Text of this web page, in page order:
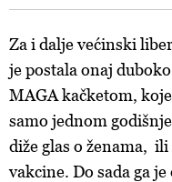
Za i dalje većinski
je postala onaj
MAGA kačketom,
samo jednom
diže glas o ženama,
vakcine. Do sada ga